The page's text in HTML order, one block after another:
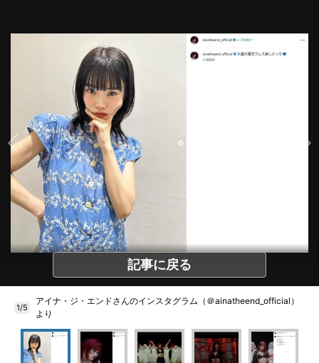
記事に戻る
1/5
アイナ・ジ・エンドさんのインスタグラム（＠ainatheend_official）
より